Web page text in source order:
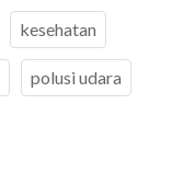
kesehatan
polusi udara